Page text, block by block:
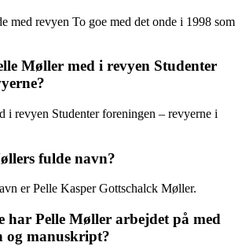
med revyen To goe med det onde i 1998 som
Møller med i revyen Studenter
i revyen Studenter foreningen – revyerne i
fulde navn?
er Pelle Kasper Gottschalck Møller.
har Pelle Møller arbejdet på med
og manuskript?